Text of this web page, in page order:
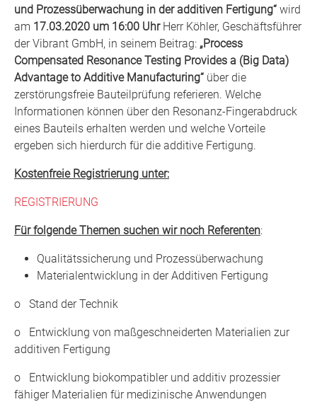
und Prozessüberwachung in der additiven Fertigung“ wird
am 17.03.2020 um 16:00 UhrHerr Köhler, Geschäftsführer
der Vibrant GmbH, in seinem Beitrag: „Process
Compensated Resonance Testing Provides a (Big Data)
Advantage to Additive Manufacturing“ über die
zerstörungsfreie Bauteilprüfung referieren. Welche
Informationen können über den Resonanz-Fingerabdruck
eines Bauteils erhalten werden und welche Vorteile
ergeben sich hierdurch für die additive Fertigung.
Kostenfreie Registrierung unter:
REGISTRIERUNG
Für folgende Themen suchen wir noch Referenten:
Qualitätssicherung und Prozessüberwachung
Materialentwicklung in der Additiven Fertigung
o Stand der Technik
o Entwicklung von maßgeschneiderten Materialien zur
additiven Fertigung
o Entwicklung biokompatibler und additiv prozessier
fähiger Materialien für medizinische Anwendungen